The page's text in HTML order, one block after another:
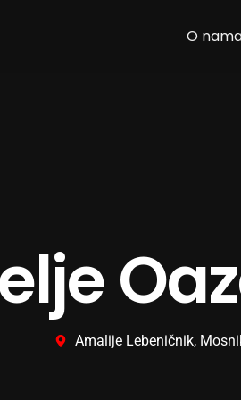
O
Amalije Lebeničnik,